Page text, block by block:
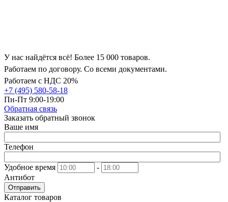
У нас найдётся всё! Более 15 000 товаров.
Работаем по договору. Со всеми документами.
Работаем с НДС 20%
+7 (495) 580-58-18
Пн-Пт 9:00-19:00
Обратная связь
Заказать обратный звонок
Ваше имя
Телефон
Удобное время
-
Антибот
Отправить
Каталог товаров